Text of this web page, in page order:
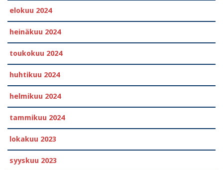
elokuu 2024
heinäkuu 2024
toukokuu 2024
huhtikuu 2024
helmikuu 2024
tammikuu 2024
lokakuu 2023
syyskuu 2023